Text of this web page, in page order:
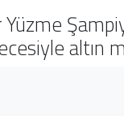
altın